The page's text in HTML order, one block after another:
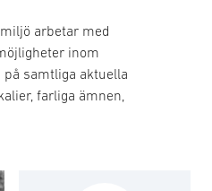
arbetar med
inom
samtliga aktuella
farliga ämnen,
aktörer för att bidra till
och policyförslag kring miljö-